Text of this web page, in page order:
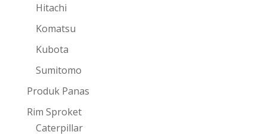
Hitachi
Komatsu
Kubota
Sumitomo
Produk Panas
Rim Sproket
Caterpillar